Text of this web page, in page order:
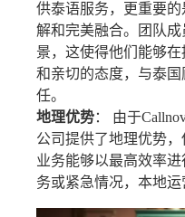
供泰语服务，更重要
解和完美融合。团队
景，这使得他们能够
和亲切的态度，与泰
任。
地理优势： 由于
公司提供了地理优势
业务能够以最高效率
务或紧急情况，本地运